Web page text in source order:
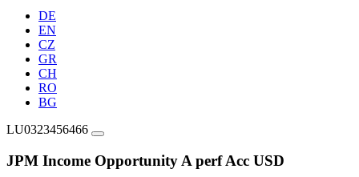
DE
EN
CZ
GR
CH
RO
BG
LU0323456466
JPM Income Opportunity A perf Acc USD